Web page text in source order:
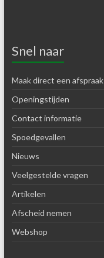
Snel naar
Maak direct een afspraak
Openingstijden
Contact informatie
Spoedgevallen
Nieuws
Veelgestelde vragen
Artikelen
Afscheid nemen
Webshop